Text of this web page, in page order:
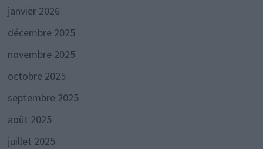
janvier 2026
décembre 2025
novembre 2025
octobre 2025
septembre 2025
août 2025
juillet 2025